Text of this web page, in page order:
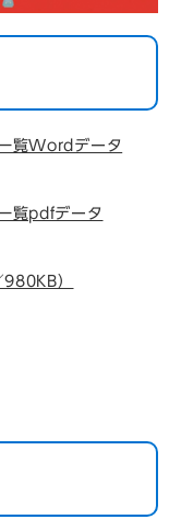
覧Wordデータ
覧pdfデータ
）